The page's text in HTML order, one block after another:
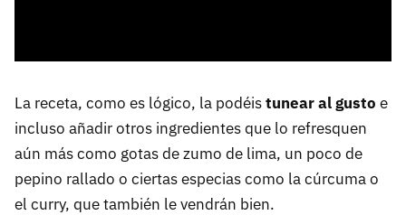
La receta, como es lógico, la podéistunear al gusto e
incluso añadir otros ingredientes que lo refresquen
aún más como gotas de zumo de lima, un poco de
pepino rallado o ciertas especias como la cúrcuma o
el curry, que también le vendrán bien.